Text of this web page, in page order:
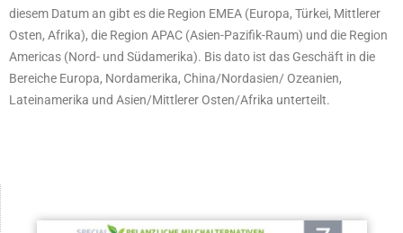
diesem Datum an gibt es die Region EMEA (Europa, Türkei, Mittlerer
Osten, Afrika), die Region APAC (Asien-Pazifik-Raum) und die Region
Americas (Nord- und Südamerika). Bis dato ist das Geschäft in die
Bereiche Europa, Nordamerika, China/Nordasien/ Ozeanien,
Lateinamerika und Asien/Mittlerer Osten/Afrika unterteilt.